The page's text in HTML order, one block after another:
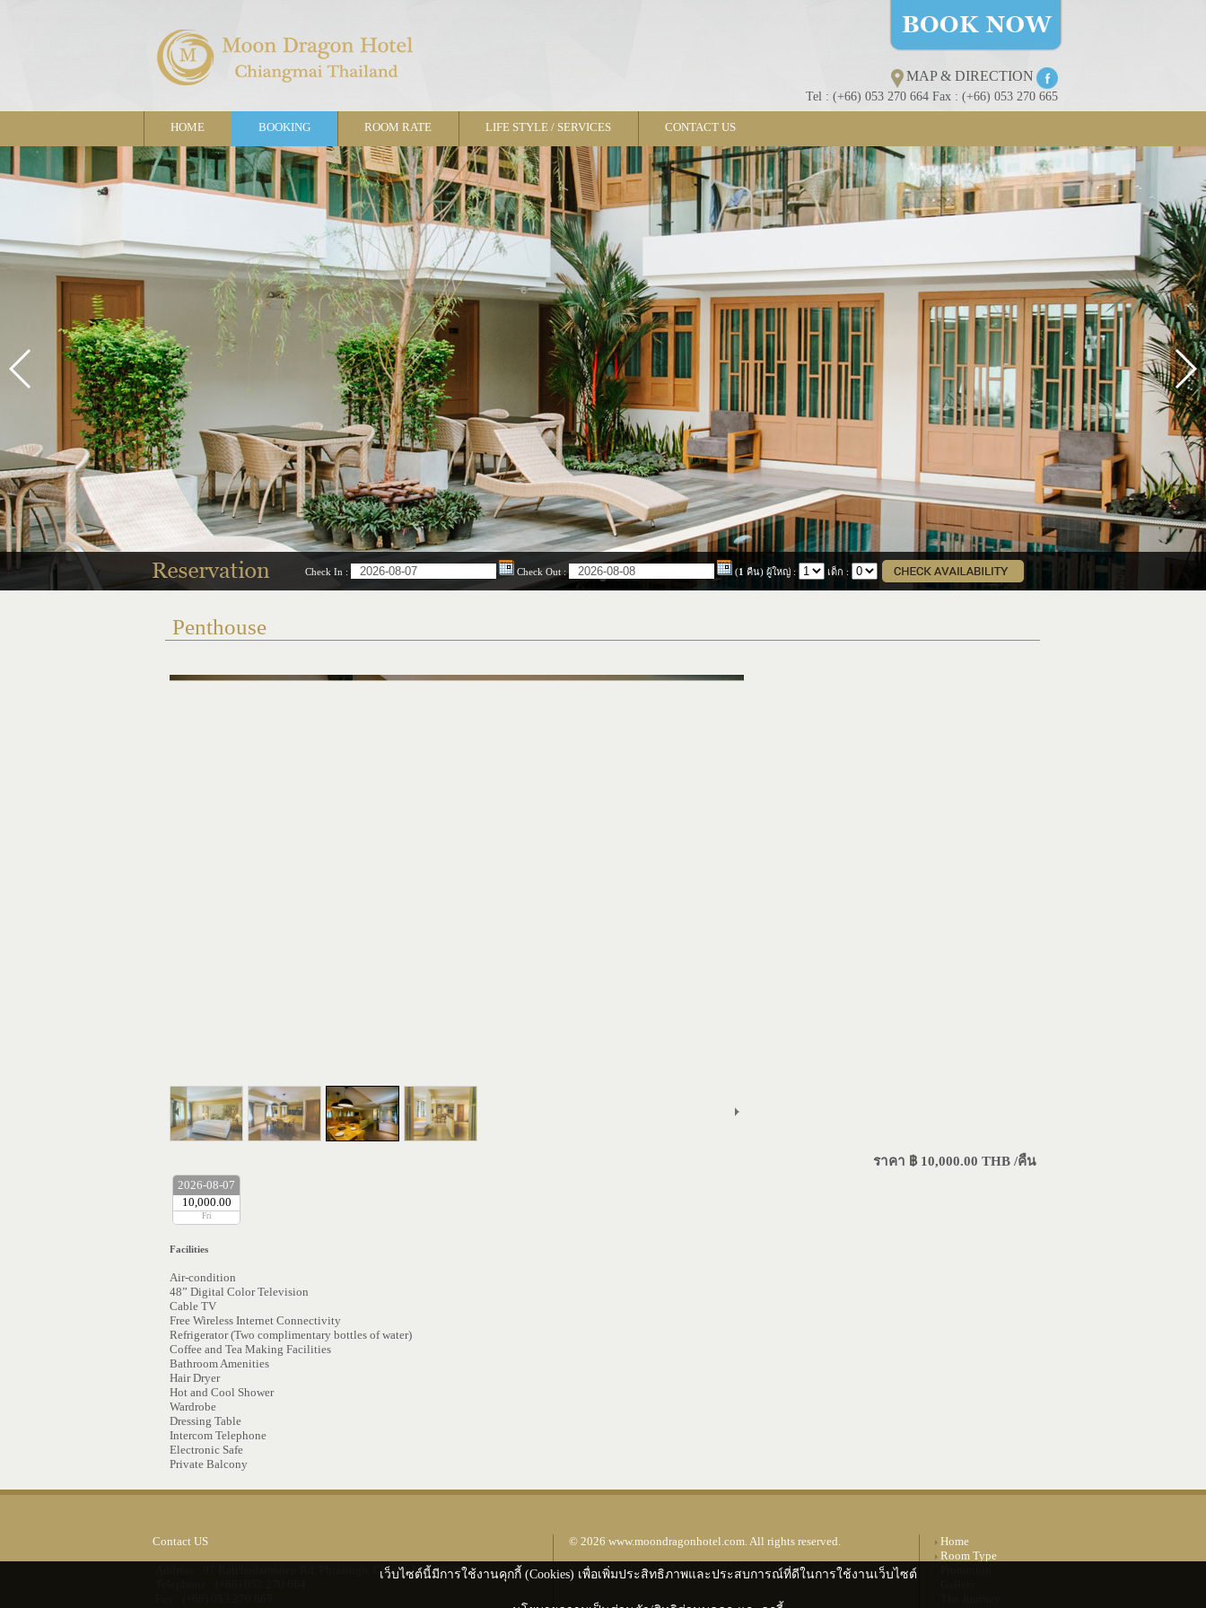
MAP & DIRECTION
Tel : (+66) 053 270 664 Fax : (+66) 053 270 665
HOME BOOKING ROOM RATE LIFE STYLE / SERVICES CONTACT US
Check In : Check Out : (1 คืน) ผู้ใหญ่ : เด็ก :
Penthouse
ราคา ฿ 10,000.00 THB /คืน
2026-08-07
10,000.00
Fri
Facilities
Air-condition
48” Digital Color Television
Cable TV
Free Wireless Internet Connectivity
Refrigerator (Two complimentary bottles of water)
Coffee and Tea Making Facilities
Bathroom Amenities
Hair Dryer
Hot and Cool Shower
Wardrobe
Dressing Table
Intercom Telephone
Electronic Safe
Private Balcony
Contact US
Address : 97 Ratchadamnoen Rd, Phrasingh, Chiang Mai 50200
© 2026 www.moondragonhotel.com. All rights reserved.
Home
Room Type
เว็บไซต์นี้มีการใช้งานคุกกี้ (Cookies) เพื่อเพิ่มประสิทธิภาพและประสบการณ์ที่ดีในการใช้งานเว็บไซต์